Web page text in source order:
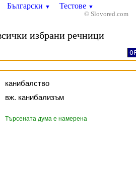
Български ▼ Тестове ▼
© Slovored.com
избрани речници
канибалство
вж. канибализъм
Търсената дума е намерена